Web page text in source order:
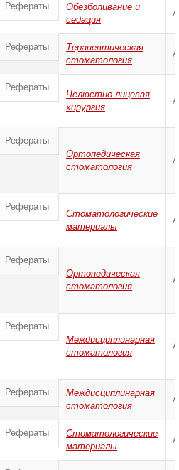
Рефераты
Обезболивание и
седация
Рефераты
Терапевтическая
стоматология
Рефераты
Челюстно-лицевая
хирургия
Рефераты
Ортопедическая
стоматология
Рефераты
Стоматологические
материалы
Рефераты
Ортопедическая
стоматология
Рефераты
Междисциплинарная
стоматология
Рефераты
Междисциплинарная
стоматология
Рефераты
Стоматологические
материалы